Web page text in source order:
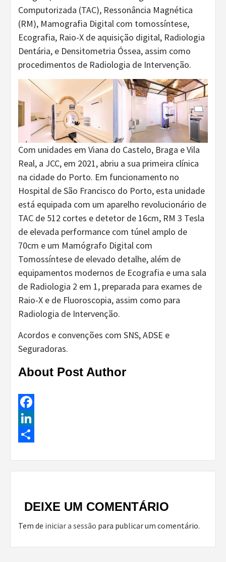
Computorizada (TAC), Ressonância Magnética
(RM), Mamografia Digital com tomossíntese,
Ecografia, Raio-X de aquisição digital, Radiologia
Dentária, e Densitometria Óssea, assim como
procedimentos de Radiologia de Intervenção.
Com unidades em Viana do Castelo, Braga e Vila
Real, a JCC, em 2021, abriu a sua primeira clínica
na cidade do Porto. Em funcionamento no
Hospital de São Francisco do Porto, esta unidade
está equipada com um aparelho revolucionário de
TAC de 512 cortes e detetor de 16cm, RM 3 Tesla
de elevada performance com túnel amplo de
70cm e um Mamógrafo Digital com
Tomossíntese de elevado detalhe, além de
equipamentos modernos de Ecografia e uma sala
de Radiologia 2 em 1, preparada para exames de
Raio-X e de Fluoroscopia, assim como para
Radiologia de Intervenção.
Acordos e convenções com SNS, ADSE e
Seguradoras.
About Post Author
Facebook
LinkedIn
Reading
DEIXE UM COMENTÁRIO
Tem de iniciar a sessão para publicar um comentário.